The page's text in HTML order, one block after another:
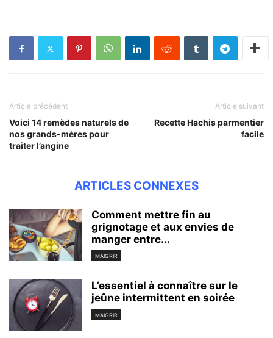
Article précédent
Voici 14 remèdes naturels de
nos grands-mères pour
traiter l’angine
Article suivant
Recette Hachis parmentier
facile
ARTICLES CONNEXES
Comment mettre fin au
grignotage et aux envies de
manger entre...
MAIGRIR
L’essentiel à connaître sur le
jeûne intermittent en soirée
MAIGRIR